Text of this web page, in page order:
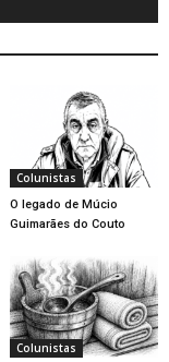
Colunistas
O legado de Múcio
Guimarães do Couto
Colunistas